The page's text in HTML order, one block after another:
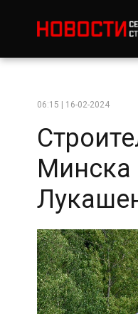
06:15 | 16-02-2024
Минска